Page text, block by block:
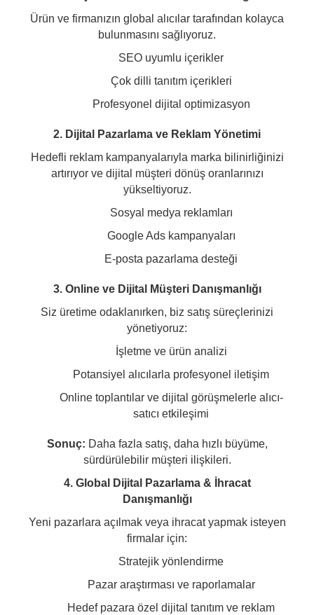
Ürün ve firmanızın global alıcılar tarafından kolayca
bulunmasını sağlıyoruz.
SEO uyumlu içerikler
Çok dilli tanıtım içerikleri
Profesyonel dijital optimizasyon
2. Dijital Pazarlama ve Reklam Yönetimi
Hedefli reklam kampanyalarıyla marka bilinirliğinizi
artırıyor ve dijital müşteri dönüş oranlarınızı
yükseltiyoruz.
Sosyal medya reklamları
Google Ads kampanyaları
E-posta pazarlama desteği
3. Online ve Dijital Müşteri Danışmanlığı
Siz üretime odaklanırken, biz satış süreçlerinizi
yönetiyoruz:
İşletme ve ürün analizi
Potansiyel alıcılarla profesyonel iletişim
Online toplantılar ve dijital görüşmelerle alıcı-
satıcı etkileşimi
Sonuç: Daha fazla satış, daha hızlı büyüme,
sürdürülebilir müşteri ilişkileri.
4. Global Dijital Pazarlama & İhracat
Danışmanlığı
Yeni pazarlara açılmak veya ihracat yapmak isteyen
firmalar için:
Stratejik yönlendirme
Pazar araştırması ve raporlamalar
Hedef pazara özel dijital tanıtım ve reklam